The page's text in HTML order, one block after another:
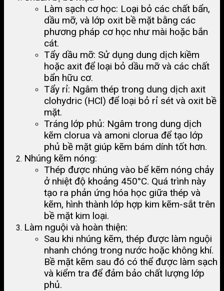
Làm sạch cơ học: Loại bỏ các chất bẩn,
dầu mỡ, và lớp oxit bề mặt bằng các
phương pháp cơ học như mài hoặc bắn
cát.
Tẩy dầu mỡ: Sử dụng dung dịch kiềm
hoặc axit để loại bỏ dầu mỡ và các chất
bẩn hữu cơ.
Tẩy rỉ: Ngâm thép trong dung dịch axit
clohydric (HCl) để loại bỏ rỉ sét và oxit bề
mặt.
Tráng lớp phủ: Ngâm trong dung dịch
kẽm clorua và amoni clorua để tạo lớp
phủ bề mặt giúp kẽm bám dính tốt hơn.
Nhúng kẽm nóng:
Thép được nhúng vào bể kẽm nóng chảy
ở nhiệt độ khoảng 450°C. Quá trình này
tạo ra phản ứng hóa học giữa thép và
kẽm, hình thành lớp hợp kim kẽm-sắt trên
bề mặt kim loại.
Làm nguội và hoàn thiện:
Sau khi nhúng kẽm, thép được làm nguội
nhanh chóng trong nước hoặc không khí.
Bề mặt kẽm sau đó có thể được làm sạch
và kiểm tra để đảm bảo chất lượng lớp
phủ.